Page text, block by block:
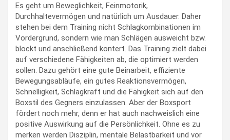
Es geht um Beweglichkeit, Feinmotorik,
Durchhaltevermögen und natürlich um Ausdauer. Daher
stehen bei dem Training nicht Schlagkombinationen im
Vordergrund, sondern wie man Schlägen ausweicht bzw.
blockt und anschließend kontert. Das Training zielt dabei
auf verschiedene Fähigkeiten ab, die optimiert werden
sollen. Dazu gehört eine gute Beinarbeit, effiziente
Bewegungsabläufe, ein gutes Reaktionsvermögen,
Schnelligkeit, Schlagkraft und die Fähigkeit sich auf den
Boxstil des Gegners einzulassen. Aber der Boxsport
fördert noch mehr, denn er hat auch nachweislich eine
positive Auswirkung auf die Persönlichkeit. Ohne es zu
merken werden Disziplin, mentale Belastbarkeit und vor